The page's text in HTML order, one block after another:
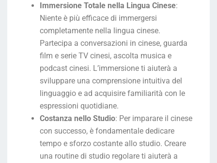
Immersione Totale nella Lingua Cinese:
Niente è più efficace di immergersi
completamente nella lingua cinese.
Partecipa a conversazioni in cinese, guarda
film e serie TV cinesi, ascolta musica e
podcast cinesi. L’immersione ti aiuterà a
sviluppare una comprensione intuitiva del
linguaggio e ad acquisire familiarità con le
espressioni quotidiane.
Costanza nello Studio: Per imparare il cinese
con successo, è fondamentale dedicare
tempo e sforzo costante allo studio. Creare
una routine di studio regolare ti aiuterà a